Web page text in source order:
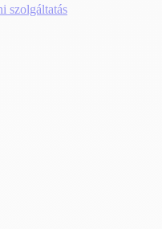
szolgáltatás